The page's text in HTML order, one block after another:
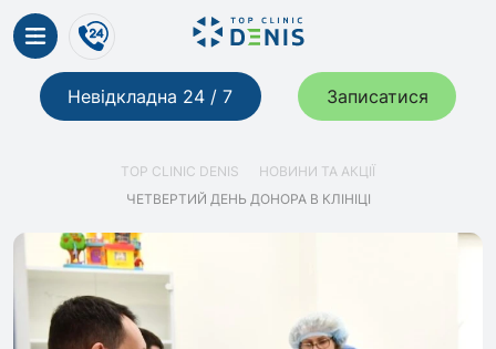
Невідкладна 24 / 7 Записатися
TOP CLINIC DENIS
НОВИНИ ТА АКЦІЇ
ЧЕТВЕРТИЙ ДЕНЬ ДОНОРА В КЛІНІЦІ